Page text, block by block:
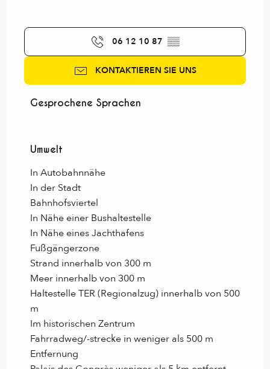
06 12 10 87 ▒▒
KONTAKTIEREN SIE UNS
Gesprochene Sprachen
Gesprochene Sprachen
Umwelt
Umwelt
In Autobahnnähe
In der Stadt
Bahnhofsviertel
In Nähe einer Bushaltestelle
In Nähe eines Jachthafens
Fußgängerzone
Strand innerhalb von 300 m
Meer innerhalb von 300 m
Haltestelle TER (Regionalzug) innerhalb von 500
m
Im historischen Zentrum
Fahrradweg/-strecke in weniger als 500 m
Entfernung